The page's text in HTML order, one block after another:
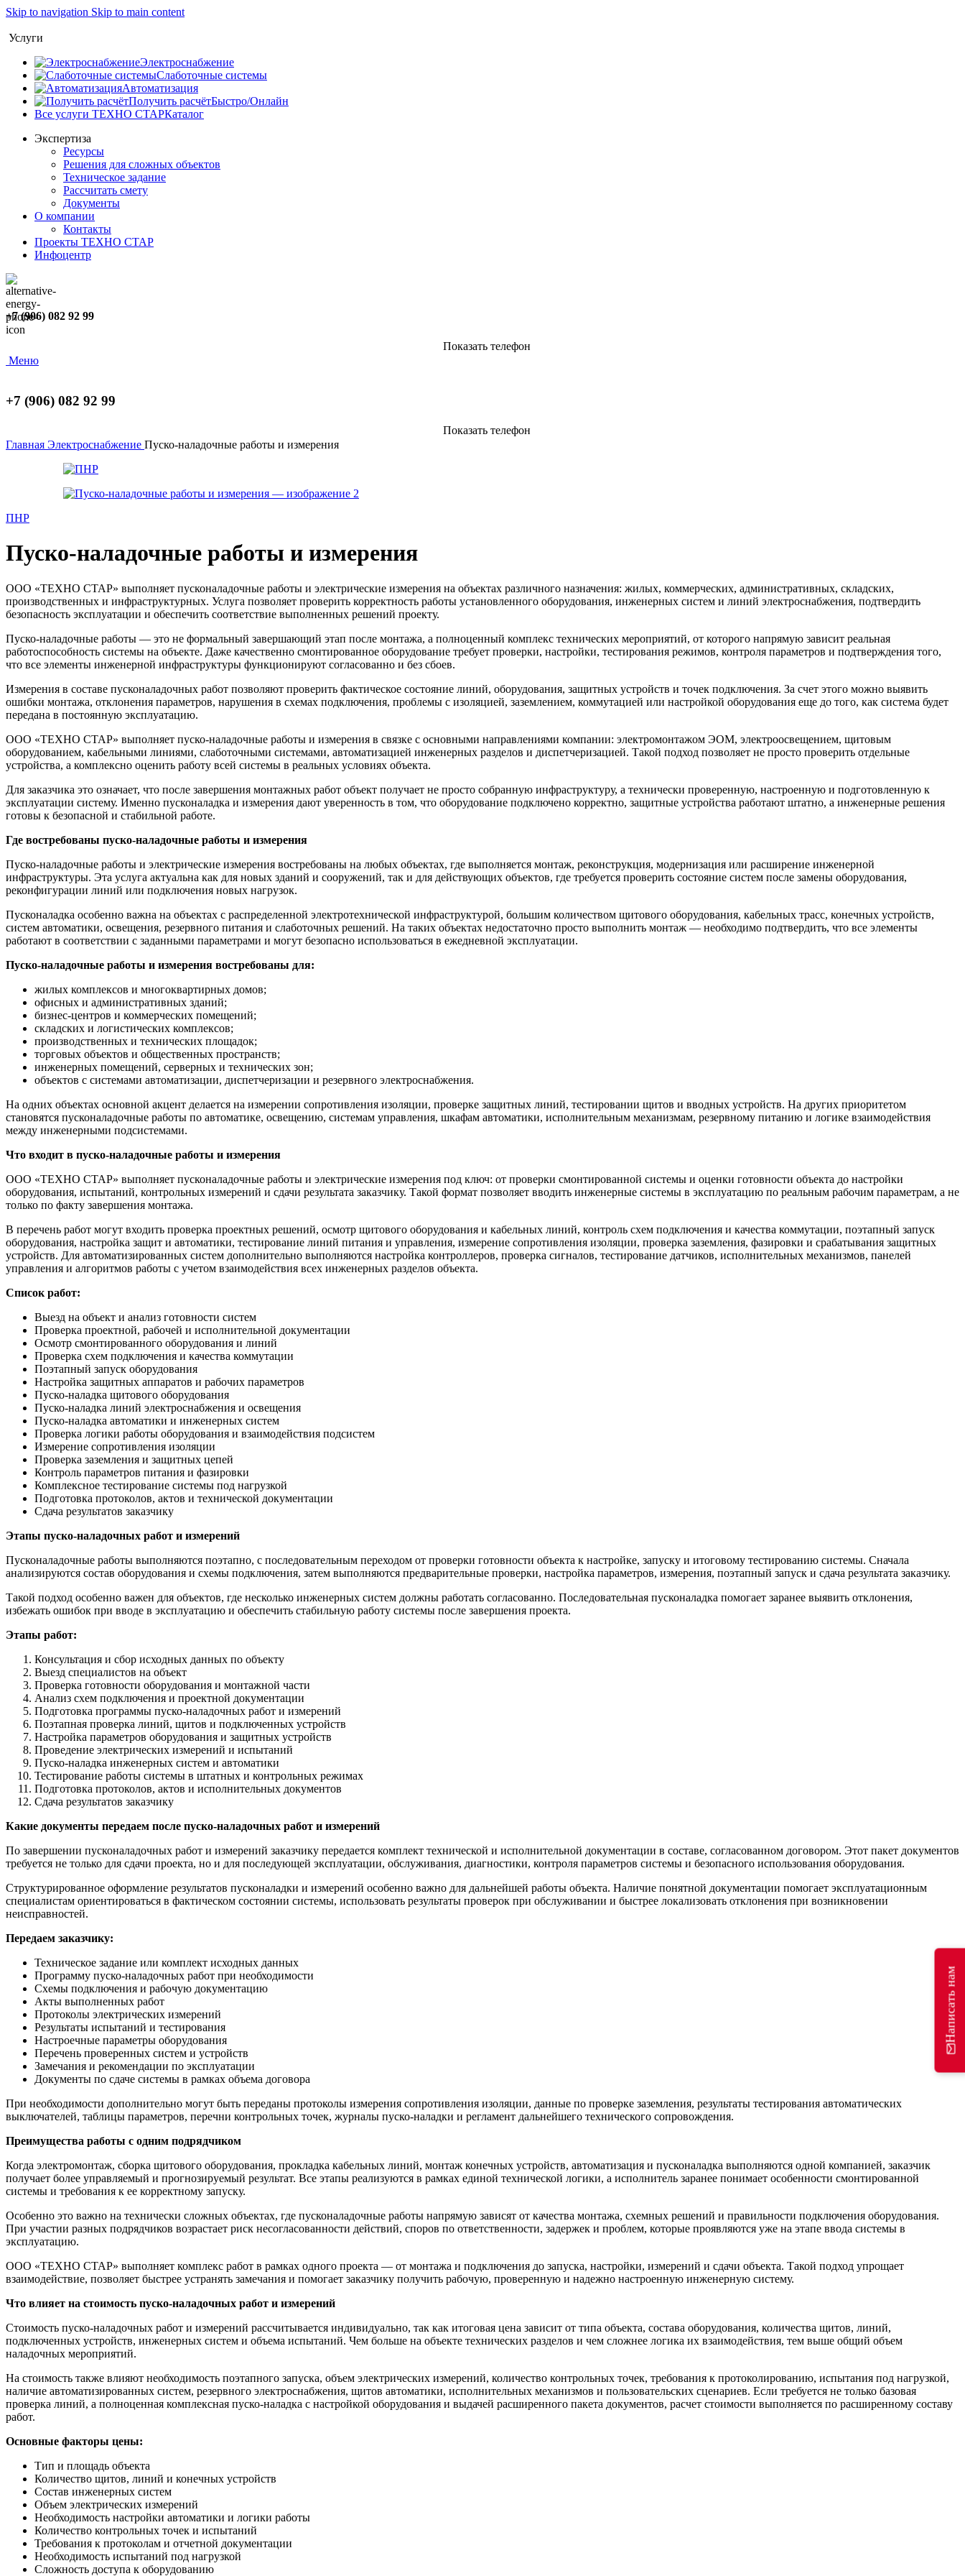
Skip to navigation Skip to main content
Услуги
Электроснабжение
Слаботочные системы
Автоматизация
Получить расчётБыстро/Онлайн
Все услуги ТЕХНО СТАРКаталог
Экспертиза
Ресурсы
Решения для сложных объектов
Техническое задание
Рассчитать смету
Документы
О компании
Контакты
Проекты ТЕХНО СТАР
Инфоцентр
+7 (906) 082 92 99
Показать телефон
Меню
+7 (906) 082 92 99
Показать телефон
Главная Электроснабжение Пуско-наладочные работы и измерения
ПНР
Пуско-наладочные работы и измерения
ООО «ТЕХНО СТАР» выполняет пусконаладочные работы и электрические измерения на объектах различного назначения: жилых, коммерческих, административных, складских,
производственных и инфраструктурных. Услуга позволяет проверить корректность работы установленного оборудования, инженерных систем и линий электроснабжения, подтвердить
безопасность эксплуатации и обеспечить соответствие выполненных решений проекту.
Пуско-наладочные работы — это не формальный завершающий этап после монтажа, а полноценный комплекс технических мероприятий, от которого напрямую зависит реальная
работоспособность системы на объекте. Даже качественно смонтированное оборудование требует проверки, настройки, тестирования режимов, контроля параметров и подтверждения того,
что все элементы инженерной инфраструктуры функционируют согласованно и без сбоев.
Измерения в составе пусконаладочных работ позволяют проверить фактическое состояние линий, оборудования, защитных устройств и точек подключения. За счет этого можно выявить
ошибки монтажа, отклонения параметров, нарушения в схемах подключения, проблемы с изоляцией, заземлением, коммутацией или настройкой оборудования еще до того, как система будет
передана в постоянную эксплуатацию.
ООО «ТЕХНО СТАР» выполняет пуско-наладочные работы и измерения в связке с основными направлениями компании: электромонтажом ЭОМ, электроосвещением, щитовым
оборудованием, кабельными линиями, слаботочными системами, автоматизацией инженерных разделов и диспетчеризацией. Такой подход позволяет не просто проверить отдельные
устройства, а комплексно оценить работу всей системы в реальных условиях объекта.
Для заказчика это означает, что после завершения монтажных работ объект получает не просто собранную инфраструктуру, а технически проверенную, настроенную и подготовленную к
эксплуатации систему. Именно пусконаладка и измерения дают уверенность в том, что оборудование подключено корректно, защитные устройства работают штатно, а инженерные решения
готовы к безопасной и стабильной работе.
Где востребованы пуско-наладочные работы и измерения
Пуско-наладочные работы и электрические измерения востребованы на любых объектах, где выполняется монтаж, реконструкция, модернизация или расширение инженерной
инфраструктуры. Эта услуга актуальна как для новых зданий и сооружений, так и для действующих объектов, где требуется проверить состояние систем после замены оборудования,
реконфигурации линий или подключения новых нагрузок.
Пусконаладка особенно важна на объектах с распределенной электротехнической инфраструктурой, большим количеством щитового оборудования, кабельных трасс, конечных устройств,
систем автоматики, освещения, резервного питания и слаботочных решений. На таких объектах недостаточно просто выполнить монтаж — необходимо подтвердить, что все элементы
работают в соответствии с заданными параметрами и могут безопасно использоваться в ежедневной эксплуатации.
Пуско-наладочные работы и измерения востребованы для:
жилых комплексов и многоквартирных домов;
офисных и административных зданий;
бизнес-центров и коммерческих помещений;
складских и логистических комплексов;
производственных и технических площадок;
торговых объектов и общественных пространств;
инженерных помещений, серверных и технических зон;
объектов с системами автоматизации, диспетчеризации и резервного электроснабжения.
На одних объектах основной акцент делается на измерении сопротивления изоляции, проверке защитных линий, тестировании щитов и вводных устройств. На других приоритетом
становятся пусконаладочные работы по автоматике, освещению, системам управления, шкафам автоматики, исполнительным механизмам, резервному питанию и логике взаимодействия
между инженерными подсистемами.
Что входит в пуско-наладочные работы и измерения
ООО «ТЕХНО СТАР» выполняет пусконаладочные работы и электрические измерения под ключ: от проверки смонтированной системы и оценки готовности объекта до настройки
оборудования, испытаний, контрольных измерений и сдачи результата заказчику. Такой формат позволяет вводить инженерные системы в эксплуатацию по реальным рабочим параметрам, а не
только по факту завершения монтажа.
В перечень работ могут входить проверка проектных решений, осмотр щитового оборудования и кабельных линий, контроль схем подключения и качества коммутации, поэтапный запуск
оборудования, настройка защит и автоматики, тестирование линий питания и управления, измерение сопротивления изоляции, проверка заземления, фазировки и срабатывания защитных
устройств. Для автоматизированных систем дополнительно выполняются настройка контроллеров, проверка сигналов, тестирование датчиков, исполнительных механизмов, панелей
управления и алгоритмов работы с учетом взаимодействия всех инженерных разделов объекта.
Список работ:
Выезд на объект и анализ готовности систем
Проверка проектной, рабочей и исполнительной документации
Осмотр смонтированного оборудования и линий
Проверка схем подключения и качества коммутации
Поэтапный запуск оборудования
Настройка защитных аппаратов и рабочих параметров
Пуско-наладка щитового оборудования
Пуско-наладка линий электроснабжения и освещения
Пуско-наладка автоматики и инженерных систем
Проверка логики работы оборудования и взаимодействия подсистем
Измерение сопротивления изоляции
Проверка заземления и защитных цепей
Контроль параметров питания и фазировки
Комплексное тестирование системы под нагрузкой
Подготовка протоколов, актов и технической документации
Сдача результатов заказчику
Этапы пуско-наладочных работ и измерений
Пусконаладочные работы выполняются поэтапно, с последовательным переходом от проверки готовности объекта к настройке, запуску и итоговому тестированию системы. Сначала
анализируются состав оборудования и схемы подключения, затем выполняются предварительные проверки, настройка параметров, измерения, поэтапный запуск и сдача результата заказчику.
Такой подход особенно важен для объектов, где несколько инженерных систем должны работать согласованно. Последовательная пусконаладка помогает заранее выявить отклонения,
избежать ошибок при вводе в эксплуатацию и обеспечить стабильную работу системы после завершения проекта.
Этапы работ:
Консультация и сбор исходных данных по объекту
Выезд специалистов на объект
Проверка готовности оборудования и монтажной части
Анализ схем подключения и проектной документации
Подготовка программы пуско-наладочных работ и измерений
Поэтапная проверка линий, щитов и подключенных устройств
Настройка параметров оборудования и защитных устройств
Проведение электрических измерений и испытаний
Пуско-наладка инженерных систем и автоматики
Тестирование работы системы в штатных и контрольных режимах
Подготовка протоколов, актов и исполнительных документов
Сдача результатов заказчику
Какие документы передаем после пуско-наладочных работ и измерений
По завершении пусконаладочных работ и измерений заказчику передается комплект технической и исполнительной документации в составе, согласованном договором. Этот пакет документов
требуется не только для сдачи проекта, но и для последующей эксплуатации, обслуживания, диагностики, контроля параметров системы и безопасного использования оборудования.
Структурированное оформление результатов пусконаладки и измерений особенно важно для дальнейшей работы объекта. Наличие понятной документации помогает эксплуатационным
специалистам ориентироваться в фактическом состоянии системы, использовать результаты проверок при обслуживании и быстрее локализовать отклонения при возникновении
неисправностей.
Передаем заказчику:
Техническое задание или комплект исходных данных
Программу пуско-наладочных работ при необходимости
Схемы подключения и рабочую документацию
Акты выполненных работ
Протоколы электрических измерений
Результаты испытаний и тестирования
Настроечные параметры оборудования
Перечень проверенных систем и устройств
Замечания и рекомендации по эксплуатации
Документы по сдаче системы в рамках объема договора
При необходимости дополнительно могут быть переданы протоколы измерения сопротивления изоляции, данные по проверке заземления, результаты тестирования автоматических
выключателей, таблицы параметров, перечни контрольных точек, журналы пуско-наладки и регламент дальнейшего технического сопровождения.
Преимущества работы с одним подрядчиком
Когда электромонтаж, сборка щитового оборудования, прокладка кабельных линий, монтаж конечных устройств, автоматизация и пусконаладка выполняются одной компанией, заказчик
получает более управляемый и прогнозируемый результат. Все этапы реализуются в рамках единой технической логики, а исполнитель заранее понимает особенности смонтированной
системы и требования к ее корректному запуску.
Особенно это важно на технически сложных объектах, где пусконаладочные работы напрямую зависят от качества монтажа, схемных решений и правильности подключения оборудования.
При участии разных подрядчиков возрастает риск несогласованности действий, споров по ответственности, задержек и проблем, которые проявляются уже на этапе ввода системы в
эксплуатацию.
ООО «ТЕХНО СТАР» выполняет комплекс работ в рамках одного проекта — от монтажа и подключения до запуска, настройки, измерений и сдачи объекта. Такой подход упрощает
взаимодействие, позволяет быстрее устранять замечания и помогает заказчику получить рабочую, проверенную и надежно настроенную инженерную систему.
Что влияет на стоимость пуско-наладочных работ и измерений
Стоимость пуско-наладочных работ и измерений рассчитывается индивидуально, так как итоговая цена зависит от типа объекта, состава оборудования, количества щитов, линий,
подключенных устройств, инженерных систем и объема испытаний. Чем больше на объекте технических разделов и чем сложнее логика их взаимодействия, тем выше общий объем
наладочных мероприятий.
На стоимость также влияют необходимость поэтапного запуска, объем электрических измерений, количество контрольных точек, требования к протоколированию, испытания под нагрузкой,
наличие автоматизированных систем, резервного электроснабжения, щитов автоматики, исполнительных механизмов и пользовательских сценариев. Если требуется не только базовая
проверка линий, а полноценная комплексная пуско-наладка с настройкой оборудования и выдачей расширенного пакета документов, расчет стоимости выполняется по расширенному составу
работ.
Основные факторы цены:
Тип и площадь объекта
Количество щитов, линий и конечных устройств
Состав инженерных систем
Объем электрических измерений
Необходимость настройки автоматики и логики работы
Количество контрольных точек и испытаний
Требования к протоколам и отчетной документации
Необходимость испытаний под нагрузкой
Сложность доступа к оборудованию
Написать нам